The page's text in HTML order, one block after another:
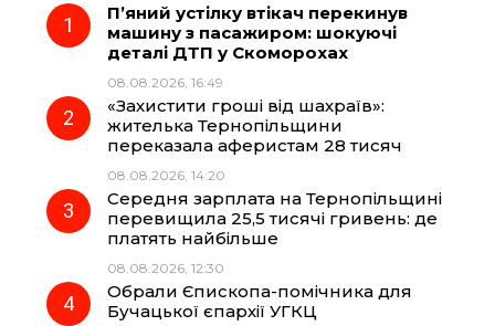
e
o
k
e
g
r
a
m
t
П’яний устілку втікач перекинув
машину з пасажиром: шокуючі
деталі ДТП у Скоморохах
08.08.2026, 16:49
«Захистити гроші від шахраїв»:
жителька Тернопільщини
переказала аферистам 28 тисяч
08.08.2026, 14:20
Середня зарплата на Тернопільщині
перевищила 25,5 тисячі гривень: де
платять найбільше
08.08.2026, 12:30
Обрали Єпископа-помічника для
Бучацької єпархії УГКЦ